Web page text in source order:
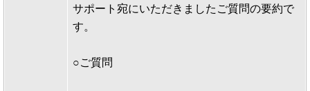
サポート宛にいただきましたご質問の要約で
す。
○ご質問